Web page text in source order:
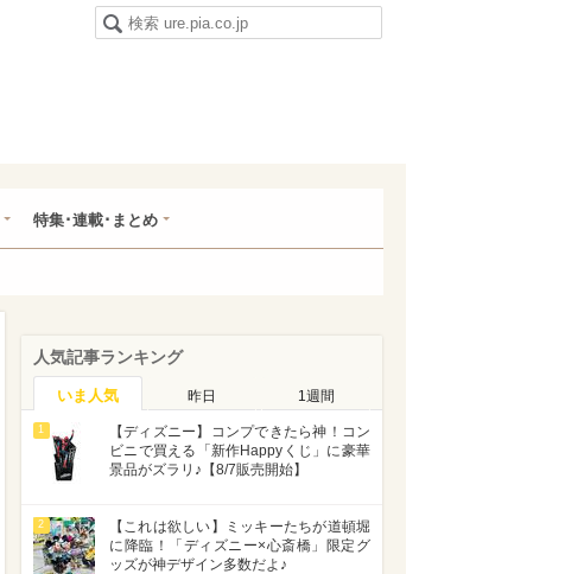
特集･連載･まとめ
人気記事ランキング
いま人気 昨日 1週間
1
【ディズニー】コンプできたら神！コン
ビニで買える「新作Happyくじ」に豪華
景品がズラリ♪【8/7販売開始】
2
【これは欲しい】ミッキーたちが道頓堀
に降臨！「ディズニー×心斎橋」限定グ
ッズが神デザイン多数だよ♪